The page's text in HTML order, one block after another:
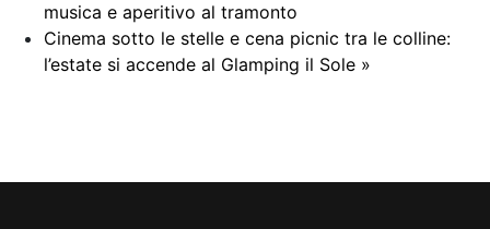
musica e aperitivo al tramonto
Cinema sotto le stelle e cena picnic tra le colline:
l’estate si accende al Glamping il Sole »